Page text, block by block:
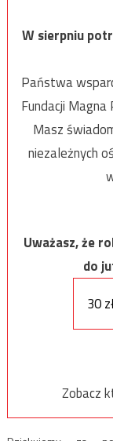
W sierpniu
Państwa
Fundacji Magna
Masz
niezależnych
Uważasz, że
do
30
Zobacz